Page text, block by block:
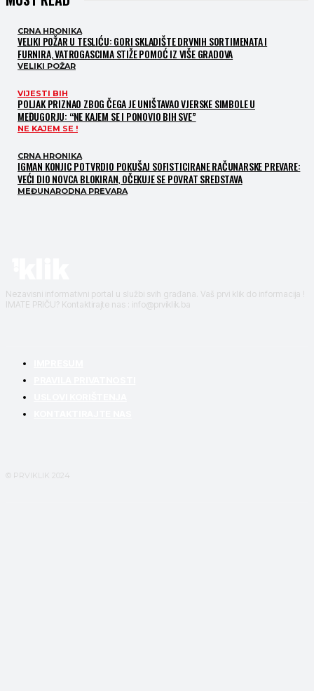
CRNA HRONIKA
VELIKI POŽAR U TESLIĆU: GORI SKLADIŠTE DRVNIH SORTIMENATA I
FURNIRA, VATROGASCIMA STIŽE POMOĆ IZ VIŠE GRADOVA
VELIKI POŽAR
VIJESTI BIH
POLJAK PRIZNAO ZBOG ČEGA JE UNIŠTAVAO VJERSKE SIMBOLE U
MEĐUGORJU: “NE KAJEM SE I PONOVIO BIH SVE”
NE KAJEM SE !
CRNA HRONIKA
IGMAN KONJIC POTVRDIO POKUŠAJ SOFISTICIRANE RAČUNARSKE PREVARE:
VEĆI DIO NOVCA BLOKIRAN, OČEKUJE SE POVRAT SREDSTAVA
MEĐUNARODNA PREVARA
Nezavisni informativni portal u službi svih građana. Vaš prvi klik do informacija !
IMATE PRIČU? Kontaktirajte nas : info@prviklik.ba
© PRVIKLIK 2024